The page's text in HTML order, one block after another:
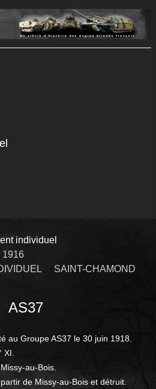
individuel
1916
SAINT-CHAMOND
AS37
au Groupe AS37 le 30 juin 1918.
au-Bois.
de Missy-au-Bois et détruit.